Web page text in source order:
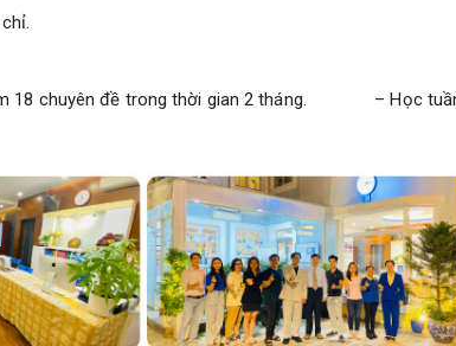
chuyên đề trong thời gian 2 tháng. – Học tuần